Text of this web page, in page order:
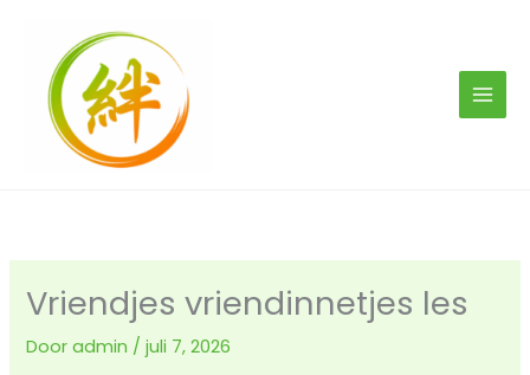
inhoud
Vriendjes vriendinnetjes les
Dooradmin /juli 7, 2026